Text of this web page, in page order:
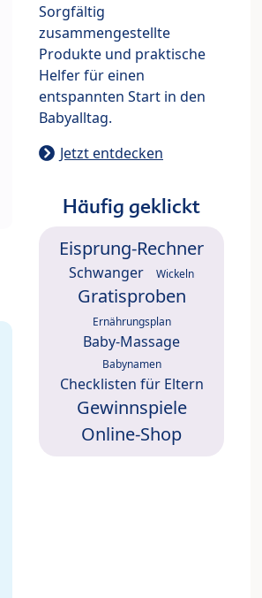
Sorgfältig
zusammengestellte
Produkte und praktische
Helfer für einen
entspannten Start in den
Babyalltag.
Jetzt entdecken
Häufig geklickt
Eisprung-Rechner
Schwanger Wickeln
Gratisproben
Ernährungsplan
Baby-Massage
Babynamen
Checklisten für Eltern
Gewinnspiele
Online-Shop